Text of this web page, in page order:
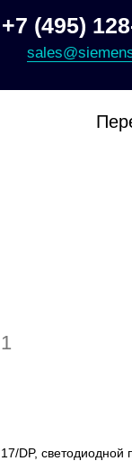
+7 (495)
DP, светодиодной